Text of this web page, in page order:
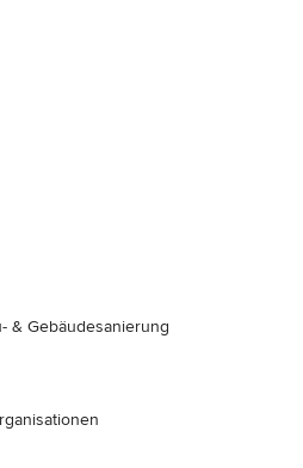
& Gebäudesanierung